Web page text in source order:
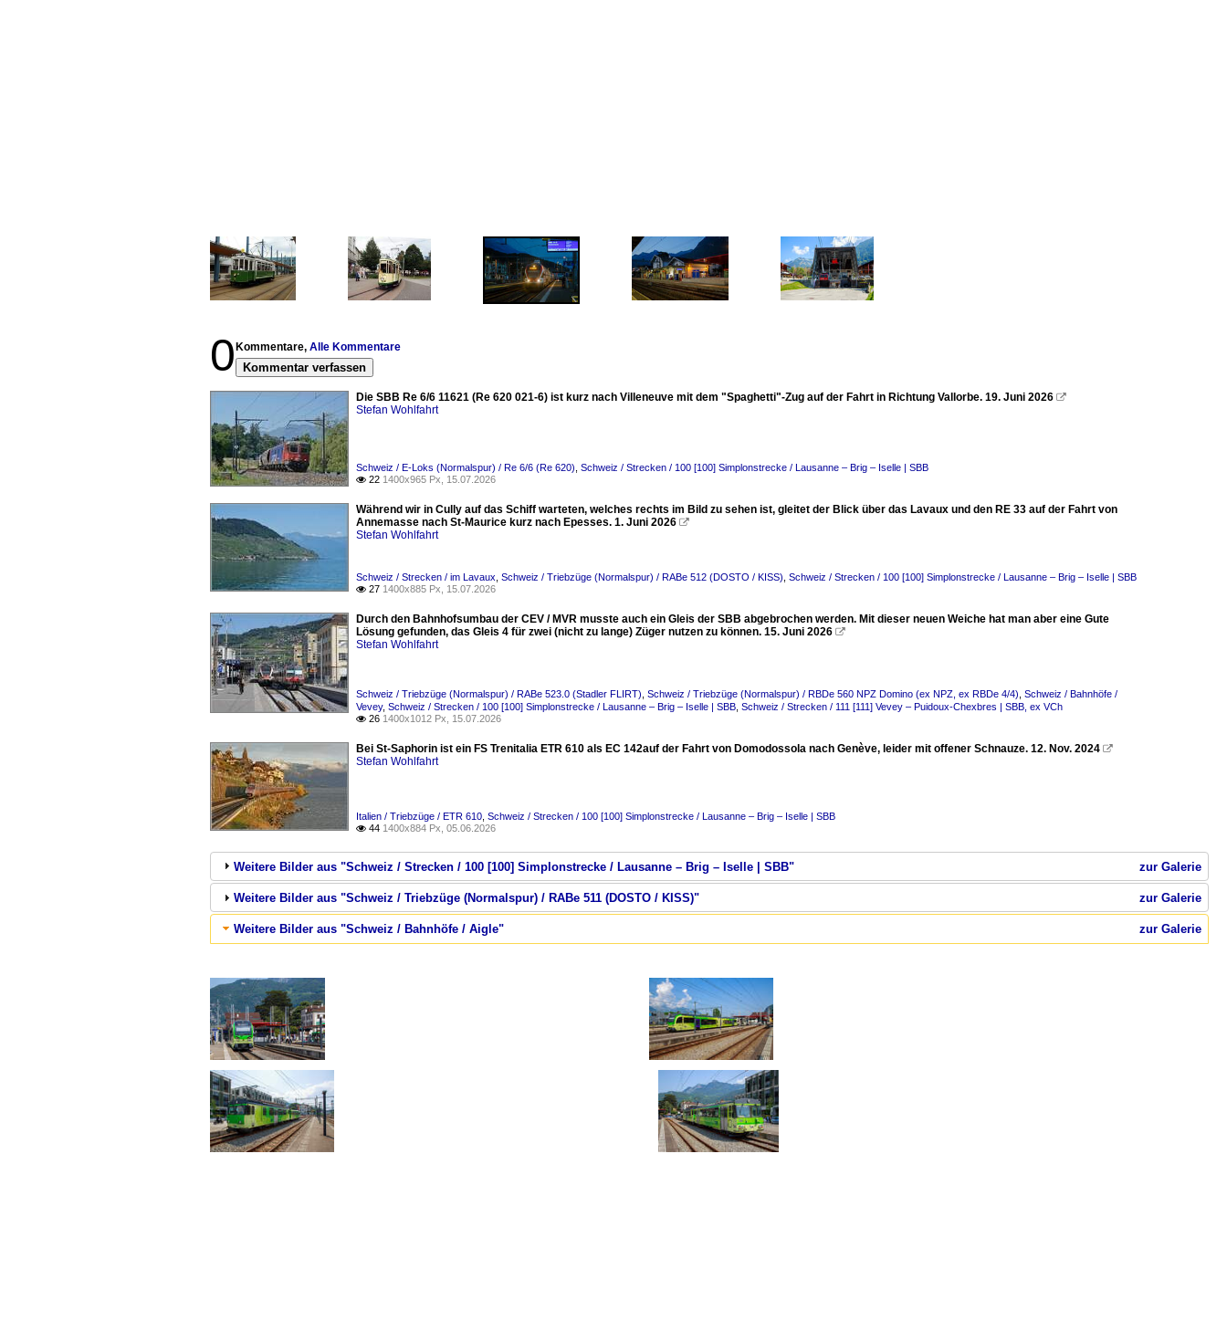
0 Kommentare, Alle Kommentare
Kommentar verfassen
Die SBB Re 6/6 11621 (Re 620 021-6) ist kurz nach Villeneuve mit dem "Spaghetti"-Zug auf der Fahrt in Richtung Vallorbe. 19. Juni 2026 
Stefan Wohlfahrt
Schweiz / E-Loks (Normalspur) / Re 6/6 (Re 620) Schweiz / Strecken / 100 [100] Simplonstrecke / Lausanne – Brig – Iselle | SBB
 22 1400x965 Px, 15.07.2026
Während wir in Cully auf das Schiff warteten, welches rechts im Bild zu sehen ist, gleitet der Blick über das Lavaux und den RE 33 auf der Fahrt von
Annemasse nach St-Maurice kurz nach Epesses. 1. Juni 2026 
Stefan Wohlfahrt
Schweiz / Strecken / im Lavaux Schweiz / Triebzüge (Normalspur) / RABe 512 (DOSTO / KISS) Schweiz / Strecken / 100 [100] Simplonstrecke / Lausanne – Brig – Iselle | SBB
 27 1400x885 Px, 15.07.2026
Durch den Bahnhofsumbau der CEV / MVR musste auch ein Gleis der SBB abgebrochen werden. Mit dieser neuen Weiche hat man aber eine Gute
Lösung gefunden, das Gleis 4 für zwei (nicht zu lange) Züger nutzen zu können. 15. Juni 2026 
Stefan Wohlfahrt
Schweiz / Triebzüge (Normalspur) / RABe 523.0 (Stadler FLIRT) Schweiz / Triebzüge (Normalspur) / RBDe 560 NPZ Domino (ex NPZ, ex RBDe 4/4) Schweiz / Bahnhöfe /
Vevey, Schweiz / Strecken / 100 [100] Simplonstrecke / Lausanne – Brig – Iselle | SBB Schweiz / Strecken / 111 [111] Vevey – Puidoux-Chexbres | SBB, ex VCh
 26 1400x1012 Px, 15.07.2026
Bei St-Saphorin ist ein FS Trenitalia ETR 610 als EC 142auf der Fahrt von Domodossola nach Genève, leider mit offener Schnauze. 12. Nov. 2024 
Stefan Wohlfahrt
Italien / Triebzüge / ETR 610 Schweiz / Strecken / 100 [100] Simplonstrecke / Lausanne – Brig – Iselle | SBB
 44 1400x884 Px, 05.06.2026
zur Galerie
Weitere Bilder aus "Schweiz / Strecken / 100 [100] Simplonstrecke / Lausanne – Brig – Iselle | SBB"
zur Galerie
Weitere Bilder aus "Schweiz / Triebzüge (Normalspur) / RABe 511 (DOSTO / KISS)"
zur Galerie
Weitere Bilder aus "Schweiz / Bahnhöfe / Aigle"